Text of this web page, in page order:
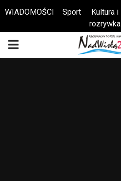
Otwórz pasek narzędzi
WIADOMOŚCI Sport
Kultura i
rozrywka
PRIMARY